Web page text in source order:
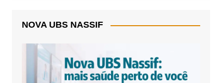
NOVA UBS NASSIF